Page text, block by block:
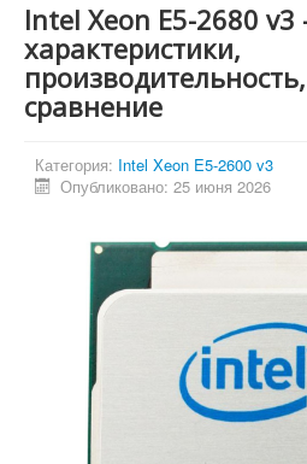
LGA 2011-3
LGA 2011
Процессоры
Инструкции
Рейтинги
Конференция
Системные программы
Intel Xeon E5-2680
характеристики,
сравнение
Категория: Intel Xeon E5-2600 v3
Опубликовано: 25 июня 2026